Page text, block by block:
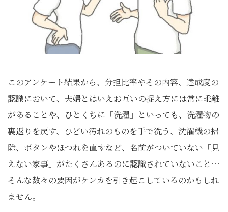
このアンケート結果から、分担比率やその内容、達成度の
認識において、夫婦とはいえお互いの捉え方には常に乖離
があることや、ひとくちに「洗濯」といっても、洗濯物の
裏返りを戻す、ひどい汚れのものを手で洗う、洗濯機の掃
除、ボタンやほつれを直すなど、名前がついていない「見
えない家事」がたくさんあるのに認識されていないこと…
そんな数々の要因がケンカを引き起こしているのかもしれ
ません。